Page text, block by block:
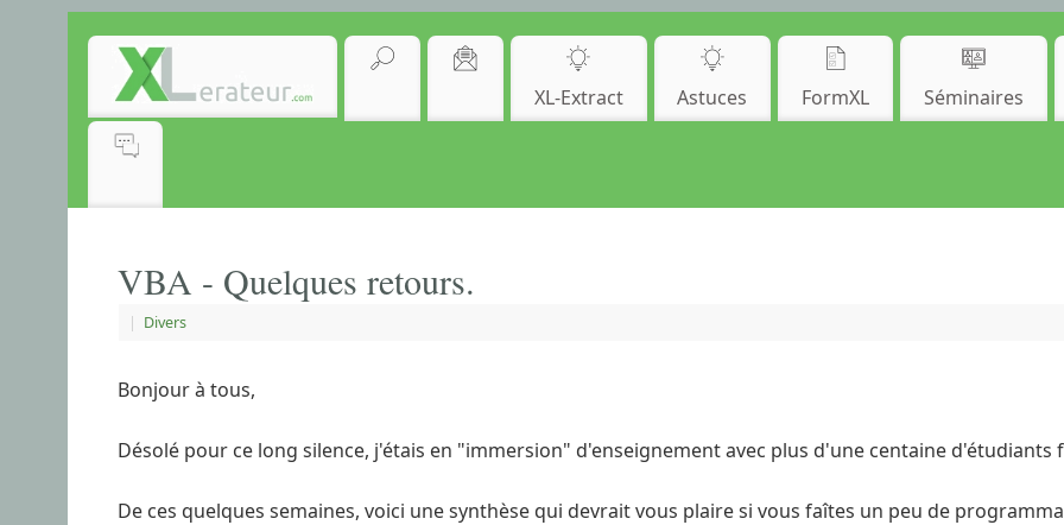
XL-Extract Astuces FormXL Séminaires
VBA - Quelques retours.
| Divers
Bonjour à tous,
Désolé pour ce long silence, j'étais en "immersion" d'enseignement avec plus d'une centaine d'étudiants
De ces quelques semaines, voici une synthèse qui devrait vous plaire si vous faîtes un peu de